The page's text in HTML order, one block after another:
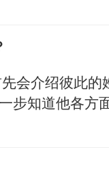
会介绍彼此
步知道他各方